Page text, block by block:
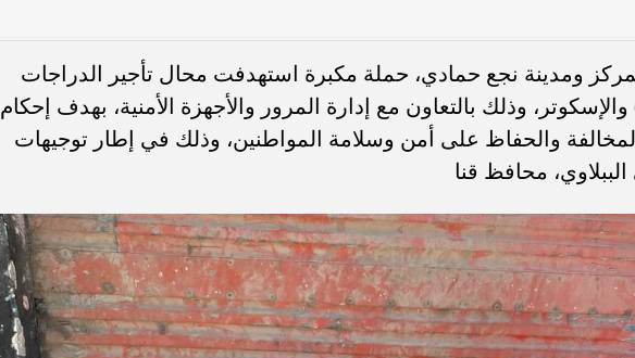
ومدينة نجع حمادي، حملة مكبرة استهدفت محال تأجير الدراجات
وذلك بالتعاون مع إدارة المرور والأجهزة الأمنية، بهدف إحكام
والحفاظ على أمن وسلامة المواطنين، وذلك في إطار توجيهات
محافظ قنا